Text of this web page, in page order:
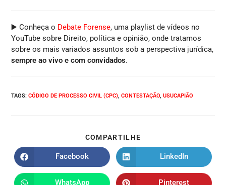
▶️ Conheça o Debate Forense, uma playlist de vídeos no
YouTube sobre Direito, política e opinião, onde tratamos
sobre os mais variados assuntos sob a perspectiva jurídica,
sempre ao vivo e com convidados.
TAGS:CÓDIGO DE PROCESSO CIVIL (CPC), CONTESTAÇÃO, USUCAPIÃO
COMPARTILHE
Facebook LinkedIn
WhatsApp Pinterest